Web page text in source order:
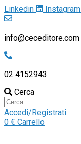
Linkedin Instagram
info@ceceditore.com
02 4152943
Cerca
Accedi/Registrati
0 € Carrello